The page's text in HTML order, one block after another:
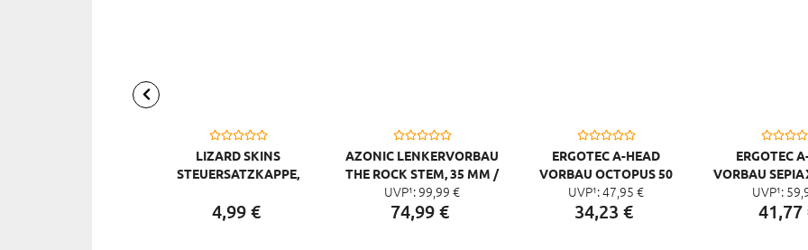
LIZARD SKINS
STEUERSATZKAPPE,
4,99 €
AZONIC LENKERVORBAU
THE ROCK STEM, 35 MM /
45 MM
UVP¹: 99, 99 €
74,99€
ERGOTEC A-HEAD
VORBAU OCTOPUS 50
ALU, SILBER, 1 1/8",Ø
31,8MM,90MM
UVP¹:47, 95 €
34,23 €
ERGOTEC
VORBAU
31,8
ALU,SW/
UVP¹: 59,
41,77